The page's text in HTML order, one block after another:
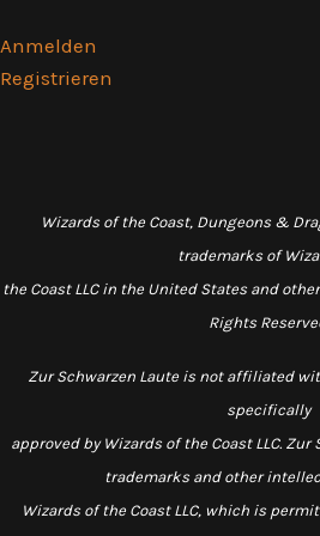
Anmelden
Registrieren
Wizards of the Coast, Dungeons &
trademarks of
the Coast LLC in the United States and
Rights
Zur Schwarzen Laute is not affiliated
specifically
approved by Wizards of the Coast LLC.
trademarks and other
Wizards of the Coast LLC, which is